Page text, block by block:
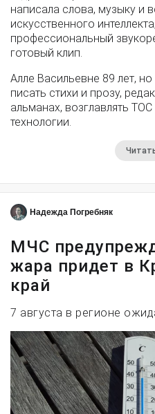
написала слова, музыку и
искусственного
профессиональный
готовый клип.
Алле Васильевне 89 лет,
писать стихи и прозу,
альманах, возглавлять
технологии.
Надежда Погребняк
МЧС
жара придет в
край
7 августа в регионе